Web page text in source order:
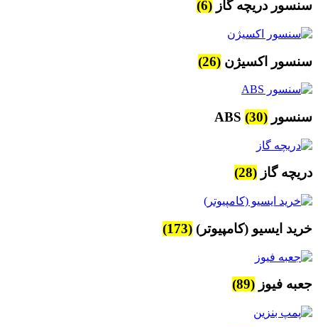
سنسور دریچه گاز (6)
سنسور اکسیژن (26)
سنسور ABS (30)
دریچه گاز (28)
خرید ایسیو (کامپیوتر) (173)
جعبه فیوز (89)